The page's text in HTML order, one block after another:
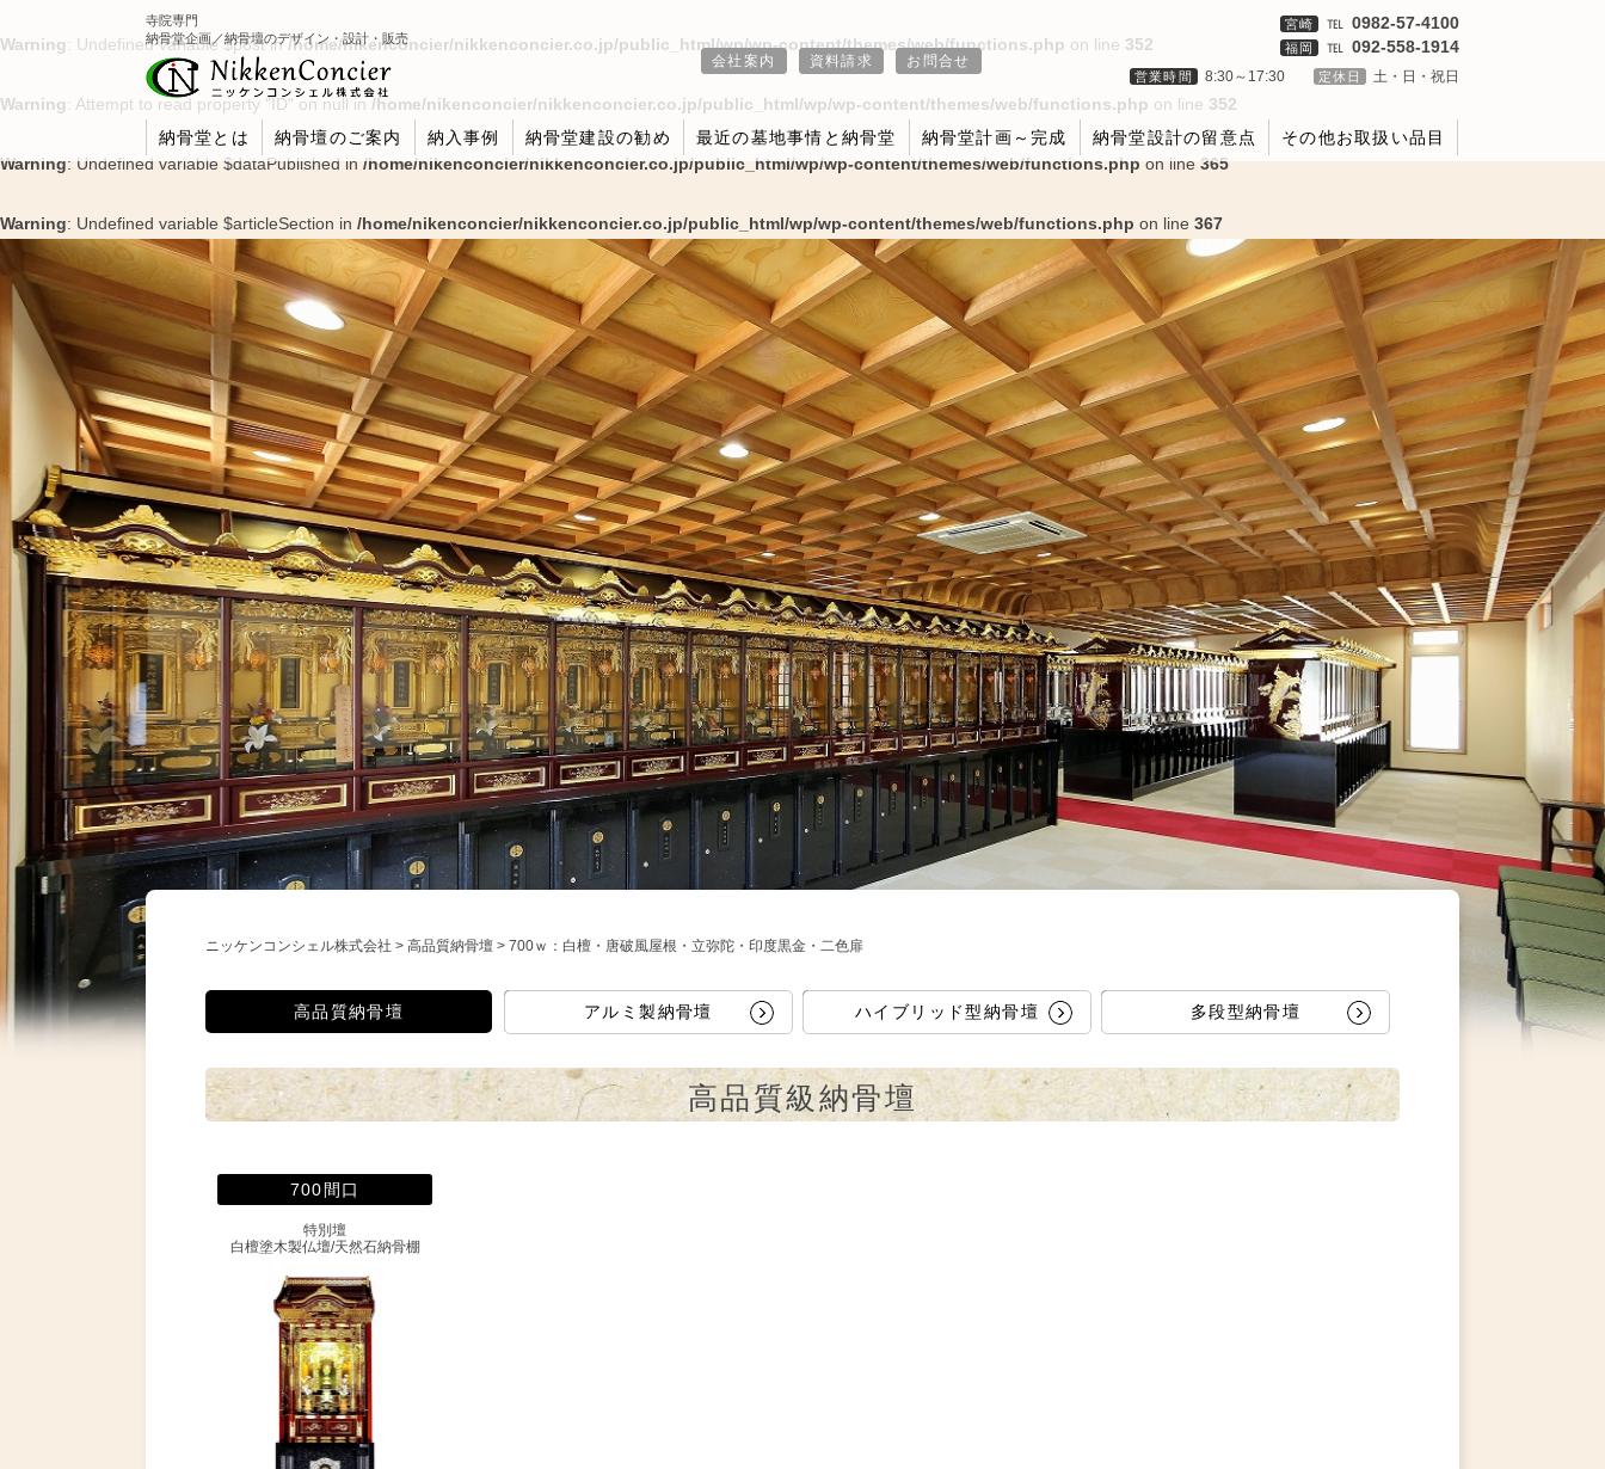
Warning: Undefined variable $post in/home/nikenconcier/nikkenconcier.co.jp/public_html/wp/wp-content/themes/web/functions.php on line 352
Warning: Attempt to read property "ID" on null in /home/nikenconcier/nikkenconcier.co.jp/public_html/wp/wp-content/themes/web/functions.php on line 352
Warning: Undefined variable $dataPublished in /home/nikenconcier/nikkenconcier.co.jp/public_html/wp/wp-content/themes/web/functions.php on line 365
Warning: Undefined variable $articleSection in /home/nikenconcier/nikkenconcier.co.jp/public_html/wp/wp-content/themes/web/functions.php on line 367
寺院専門
納骨堂企画／納骨壇のデザイン・設計・販売
会社案内 資料請求 お問合せ
宮崎 ℡ 0982-57‐4100
福岡 ℡ 092‐558‐1914
営業時間 8:30～17:30 定休日 土・日・祝日
納骨堂とは 納骨壇のご案内 納入事例 納骨堂建設の勧め 最近の墓地事情と納骨堂 納骨堂計画～完成 納骨堂設計の留意点 その他お取扱い品目
ニッケンコンシェル株式会社 > 高品質納骨壇 > 700ｗ：白檀・唐破風屋根・立弥陀・印度黒金・二色扉
高品質納骨壇 アルミ製納骨壇 ハイブリッド型納骨壇 多段型納骨壇
高品質級納骨壇
700間口
特別壇
白檀塗木製仏壇/天然石納骨棚